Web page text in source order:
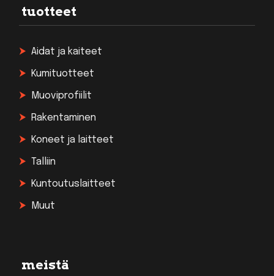
tuotteet
Aidat ja kaiteet
Kumituotteet
Muoviprofiilit
Rakentaminen
Koneet ja laitteet
Talliin
Kuntoutuslaitteet
Muut
meistä